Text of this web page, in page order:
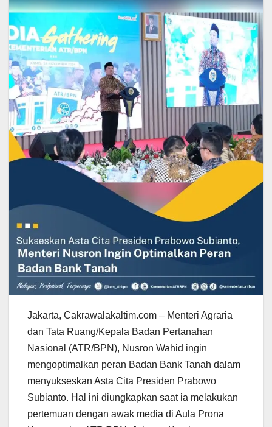
Jakarta, Cakrawalakaltim.com – Menteri Agraria
dan Tata Ruang/Kepala Badan Pertanahan
Nasional (ATR/BPN), Nusron Wahid ingin
mengoptimalkan peran Badan Bank Tanah dalam
menyukseskan Asta Cita Presiden Prabowo
Subianto. Hal ini diungkapkan saat ia melakukan
pertemuan dengan awak media di Aula Prona